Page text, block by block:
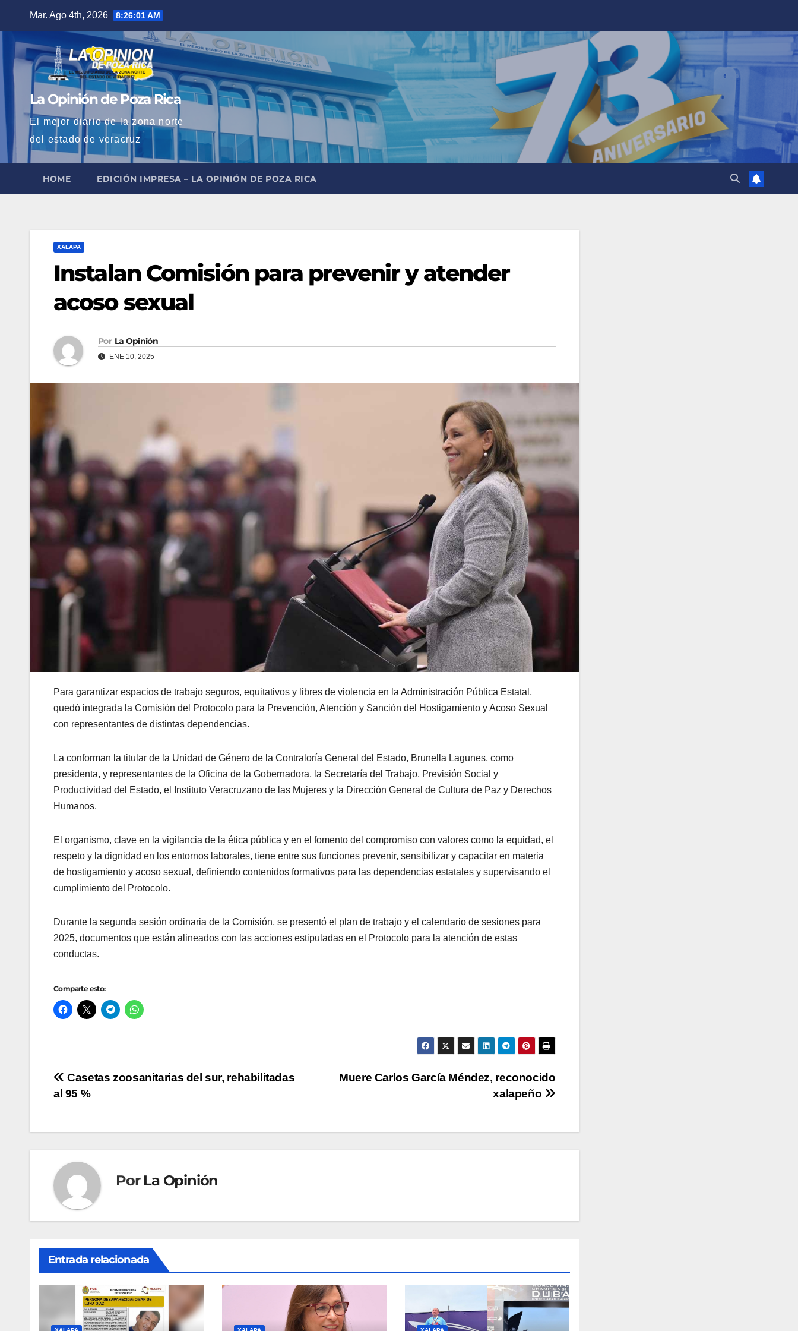
contenido
Mar. Ago 4th, 2026 8:26:02 AM
La Opinión de Poza Rica
El mejor diario de la zona norte
del estado de veracruz
HOME EDICIÓN IMPRESA – LA OPINIÓN DE POZA RICA
XALAPA
Instalan Comisión para prevenir y atender
acoso sexual
Por La Opinión
ENE 10, 2025
Para garantizar espacios de trabajo seguros, equitativos y libres de violencia en la Administración Pública Estatal,
quedó integrada la Comisión del Protocolo para la Prevención, Atención y Sanción del Hostigamiento y Acoso Sexual
con representantes de distintas dependencias.
La conforman la titular de la Unidad de Género de la Contraloría General del Estado, Brunella Lagunes, como
presidenta, y representantes de la Oficina de la Gobernadora, la Secretaría del Trabajo, Previsión Social y
Productividad del Estado, el Instituto Veracruzano de las Mujeres y la Dirección General de Cultura de Paz y Derechos
Humanos.
El organismo, clave en la vigilancia de la ética pública y en el fomento del compromiso con valores como la equidad, el
respeto y la dignidad en los entornos laborales, tiene entre sus funciones prevenir, sensibilizar y capacitar en materia
de hostigamiento y acoso sexual, definiendo contenidos formativos para las dependencias estatales y supervisando el
cumplimiento del Protocolo.
Durante la segunda sesión ordinaria de la Comisión, se presentó el plan de trabajo y el calendario de sesiones para
2025, documentos que están alineados con las acciones estipuladas en el Protocolo para la atención de estas
conductas.
Comparte esto:
Navegación
entradas
Muere Carlos García Méndez, reconocido
xalapeño
Casetas zoosanitarias del sur, rehabilitadas
al 95 %
Por La Opinión
Entrada relacionada